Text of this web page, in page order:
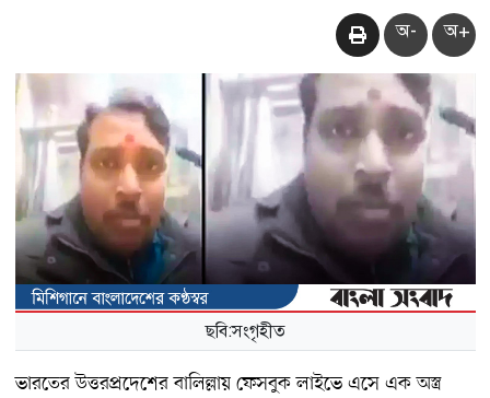
অ- অ+
ছবি:সংগৃহীত
ভারতের উত্তরপ্রদেশের বালিল্লায় ফেসবুক লাইভে এসে এক অস্ত্র